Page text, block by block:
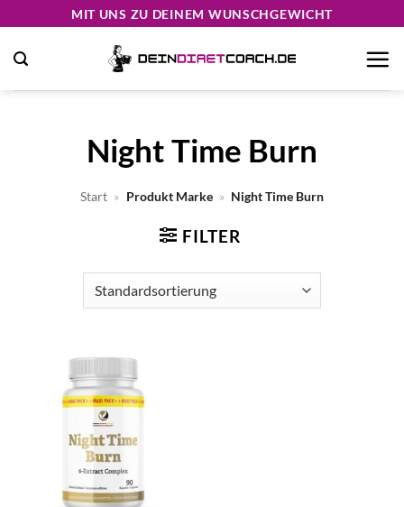
springen
MIT UNS ZU DEINEM WUNSCHGEWICHT
Night Time Burn
Start » Produkt Marke » Night Time Burn
FILTER